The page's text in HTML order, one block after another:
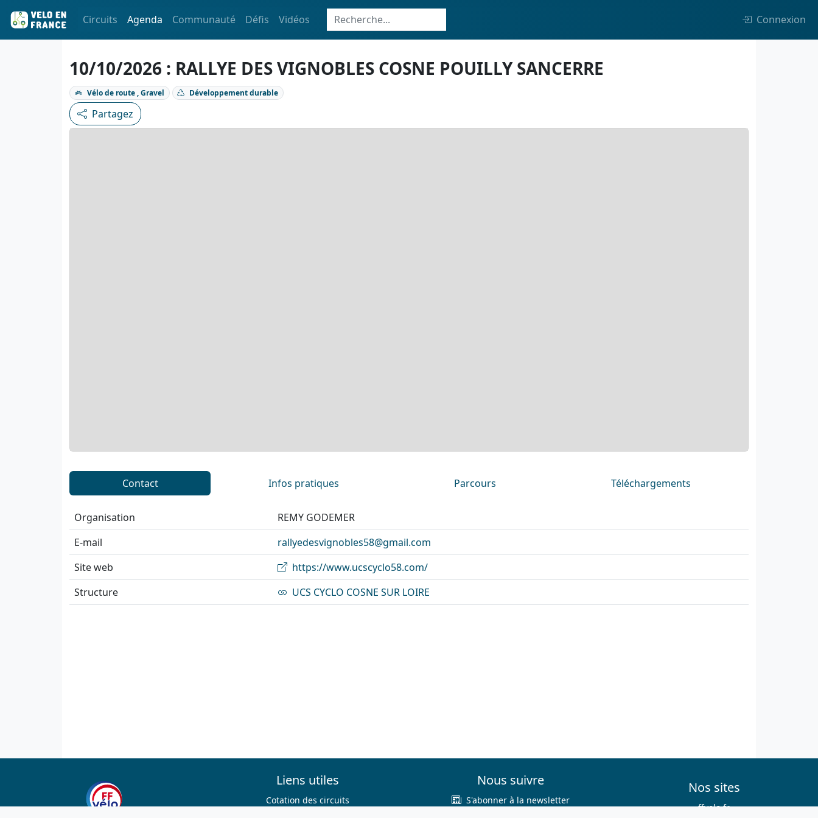
Circuits Agenda Communauté Défis Vidéos Connexion
10/10/2026 : RALLYE DES VIGNOBLES COSNE POUILLY SANCERRE
Vélo de route , Gravel Développement durable
Partagez
Contact Infos pratiques Parcours Téléchargements
Organisation
REMY GODEMER
E-mail
rallyedesvignobles58@gmail.com
Site web
https://www.ucscyclo58.com/
Structure
UCS CYCLO COSNE SUR LOIRE
Liens utiles
Cotation des circuits
Nous suivre
S'abonner à la newsletter
Nos sites
ffvelo.fr